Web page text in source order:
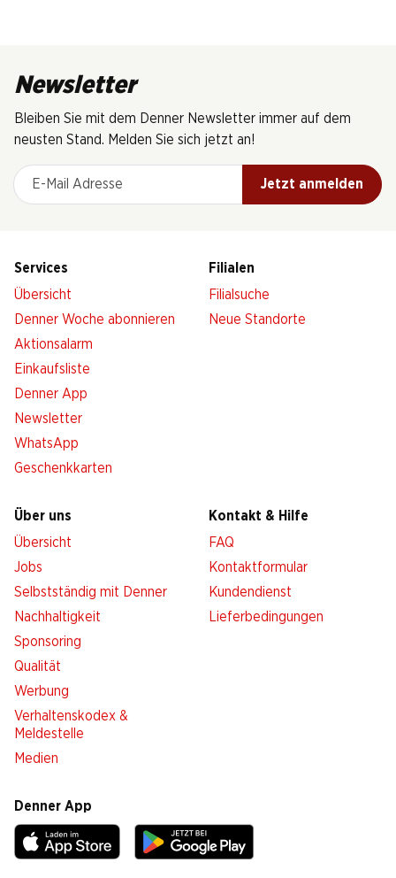
Newsletter
Bleiben Sie mit dem Denner Newsletter immer auf dem
neusten Stand. Melden Sie sich jetzt an!
E-Mail Adresse
Jetzt anmelden
Services
Übersicht
Denner Woche abonnieren
Aktionsalarm
Einkaufsliste
Denner App
Newsletter
WhatsApp
Geschenkkarten
Filialen
Filialsuche
Neue Standorte
Über uns
Übersicht
Jobs
Selbstständig mit Denner
Nachhaltigkeit
Sponsoring
Qualität
Werbung
Verhaltenskodex &
Meldestelle
Medien
Kontakt & Hilfe
FAQ
Kontaktformular
Kundendienst
Lieferbedingungen
Denner App